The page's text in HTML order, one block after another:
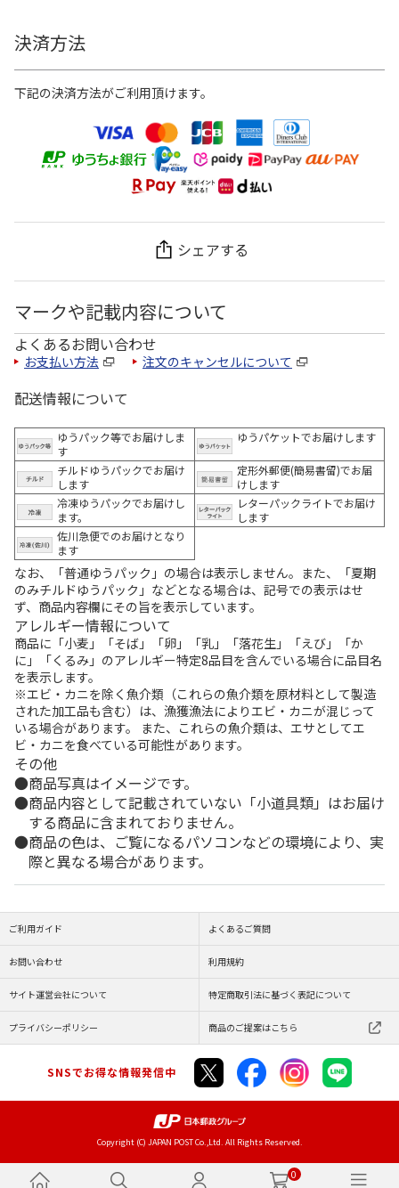
0
決済方法
下記の決済方法がご利用頂けます。
シェアする
マークや記載内容について
よくあるお問い合わせ
お支払い方法 注文のキャンセルについて
配送情報について
ゆうパック等でお届けしま
す
ゆうパケットでお届けします
チルドゆうパックでお届け
します
定形外郵便(簡易書留)でお届
けします
冷凍ゆうパックでお届けし
ます。
レターパックライトでお届け
します
佐川急便でのお届けとなり
ます
なお、「普通ゆうパック」の場合は表示しません。また、「夏期
のみチルドゆうパック」などとなる場合は、記号での表示はせ
ず、商品内容欄にその旨を表示しています。
アレルギー情報について
商品に「小麦」「そば」「卵」「乳」「落花生」「えび」「か
に」「くるみ」のアレルギー特定8品目を含んでいる場合に品目名
を表示します。
※エビ・カニを除く魚介類（これらの魚介類を原材料として製造
された加工品も含む）は、漁獲漁法によりエビ・カニが混じって
いる場合があります。 また、これらの魚介類は、エサとしてエ
ビ・カニを食べている可能性があります。
その他
商品写真はイメージです。
商品内容として記載されていない「小道具類」はお届け
する商品に含まれておりません。
商品の色は、ご覧になるパソコンなどの環境により、実
際と異なる場合があります。
ご利用ガイド よくあるご質問
お問い合わせ 利用規約
サイト運営会社について 特定商取引法に基づく表記について
プライバシーポリシー 商品のご提案はこちら
SNSでお得な情報発信中
Copyright (C) JAPAN POST Co.,Ltd. All Rights Reserved.